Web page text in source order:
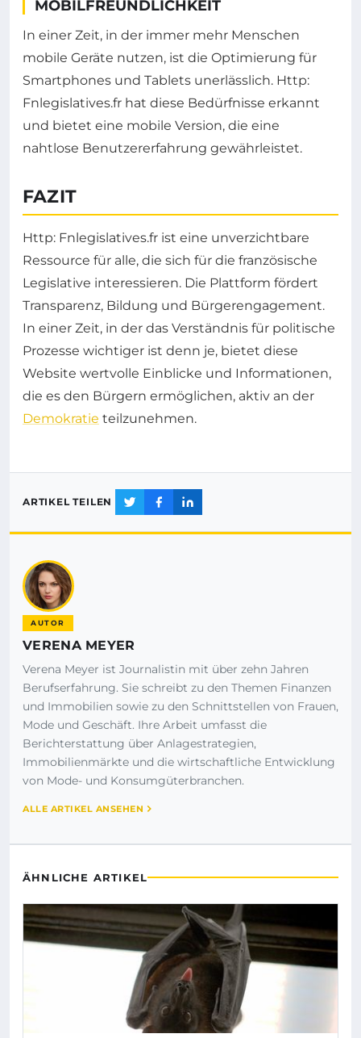
MOBILFREUNDLICHKEIT
In einer Zeit, in der immer mehr Menschen
mobile Geräte nutzen, ist die Optimierung für
Smartphones und Tablets unerlässlich. Http:
Fnlegislatives.fr hat diese Bedürfnisse erkannt
und bietet eine mobile Version, die eine
nahtlose Benutzererfahrung gewährleistet.
FAZIT
Http: Fnlegislatives.fr ist eine unverzichtbare
Ressource für alle, die sich für die französische
Legislative interessieren. Die Plattform fördert
Transparenz, Bildung und Bürgerengagement.
In einer Zeit, in der das Verständnis für politische
Prozesse wichtiger ist denn je, bietet diese
Website wertvolle Einblicke und Informationen,
die es den Bürgern ermöglichen, aktiv an der
Demokratie teilzunehmen.
ARTIKEL TEILEN
AUTOR
VERENA MEYER
Verena Meyer ist Journalistin mit über zehn Jahren
Berufserfahrung. Sie schreibt zu den Themen Finanzen
und Immobilien sowie zu den Schnittstellen von Frauen,
Mode und Geschäft. Ihre Arbeit umfasst die
Berichterstattung über Anlagestrategien,
Immobilienmärkte und die wirtschaftliche Entwicklung
von Mode- und Konsumgüterbranchen.
ALLE ARTIKEL ANSEHEN
ÄHNLICHE ARTIKEL